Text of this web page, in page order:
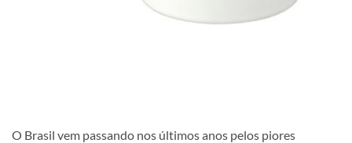
O Brasil vem passando nos últimos anos pelos piores